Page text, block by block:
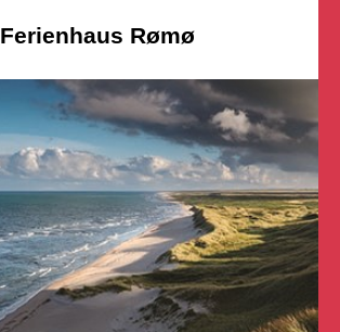
Ferienhaus Rømø